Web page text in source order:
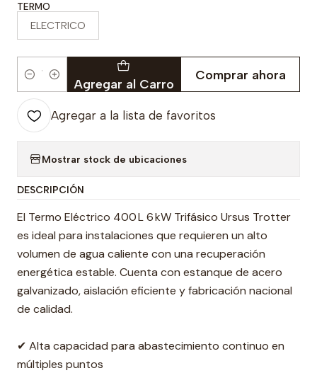
TERMO
ELECTRICO
Cantidad Agregar al Carro
Comprar ahora
Agregar a la lista de favoritos
Mostrar stock de ubicaciones
DESCRIPCIÓN
El Termo Eléctrico 400 L 6 kW Trifásico Ursus Trotter
es ideal para instalaciones que requieren un alto
volumen de agua caliente con una recuperación
energética estable. Cuenta con estanque de acero
galvanizado, aislación eficiente y fabricación nacional
de calidad.
✔ Alta capacidad para abastecimiento continuo en
múltiples puntos